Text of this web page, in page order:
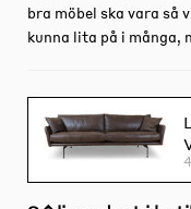
bra möbel ska vara
kunna lita på i många,